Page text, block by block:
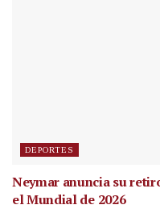
DEPORTES
Neymar anuncia su
el Mundial de 2026